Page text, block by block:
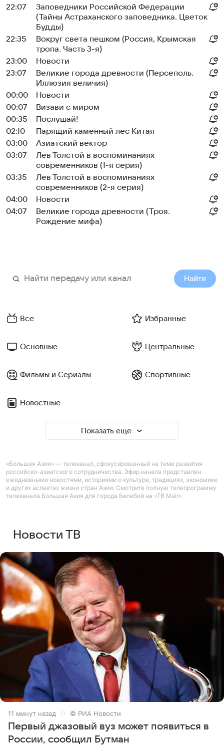
22:07
Заповедники Российской Федерации
(Тайны Астраханского заповедника. Цветок
Будды)
22:35
Вокруг света пешком (Россия, Крымская
тропа. Часть 3-я)
23:00
Новости
23:07
Великие города древности (Персеполь.
Иллюзия величия)
00:00
Новости
00:07
Визави с миром
00:35
Послушай!
02:10
Парящий каменный лес Китая
03:00
Азиатский вектор
03:07
Лев Толстой в воспоминаниях
современников (1-я серия)
03:35
Лев Толстой в воспоминаниях
современников (2-я серия)
04:00
Новости
04:07
Великие города древности (Троя.
Рождение мифа)
Найти
Все Избранные
Основные Центральные
Фильмы и Сериалы Спортивные
Новостные
Показать еще
«Большая Азия» — телеканал, сфокусированный на теме развития
российско-азиатского сотрудничества. Эфир канала представлен
ежедневными новостями, историями о культуре, традициях, экономике
и других аспектах жизни стран Азии. Смотрите полную телепрограмму
телеканала Большая Азия для города Белебей на «ТВ Mail».
Новости ТВ
11 минут назад © РИА Новости
Первый джазовый вуз может появиться в
России, сообщил Бутман